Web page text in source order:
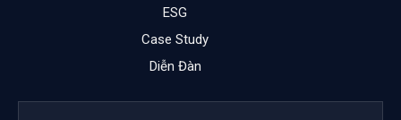
ESG
Case Study
Diễn Đàn